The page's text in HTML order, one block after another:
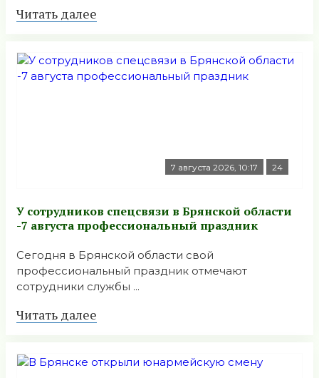
Читать далее
7 августа 2026, 10:17 24
У сотрудников спецсвязи в Брянской области
-7 августа профессиональный праздник
Сегодня в Брянской области свой
профессиональный праздник отмечают
сотрудники службы ...
Читать далее